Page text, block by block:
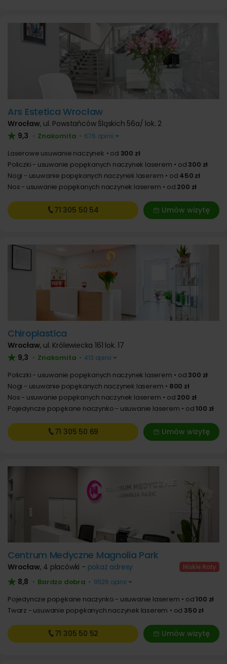
Ars Estetica Wrocław
Wrocław, ul. Powstańców Śląskich 56a/ lok. 2
9,3 • Znakomita • 676 opinii
Laserowe usuwanie naczynek od 300 zł
Policzki - usuwanie popękanych naczynek laserem
od 300 zł
Nogi - usuwanie popękanych naczynek laserem
od 450 zł
Nos - usuwanie popękanych naczynek laserem
od 200 zł
Umów wizytę
71 305 50 54
Chiroplastica
Wrocław, ul. Królewiecka 161 lok. 17
9,3 • Znakomita • 413 opinii
Policzki - usuwanie popękanych naczynek laserem od 300 zł
Nogi - usuwanie popękanych naczynek laserem
800 zł
Nos - usuwanie popękanych naczynek laserem
od 200 zł
Pojedyncze popękane naczynko - usuwanie laserem
od100 zł
Umów wizytę
71 305 50 69
Centrum Medyczne Magnolia Park
Wrocław, 4 placówki - pokaż adresy
8,8 • Bardzo dobra • 9526 opinii
Pojedyncze popękane naczynko - usuwanie laserem od100 zł
Twarz - usuwanie popękanych naczynek laserem
od 350 zł
Umów wizytę
71 305 50 52